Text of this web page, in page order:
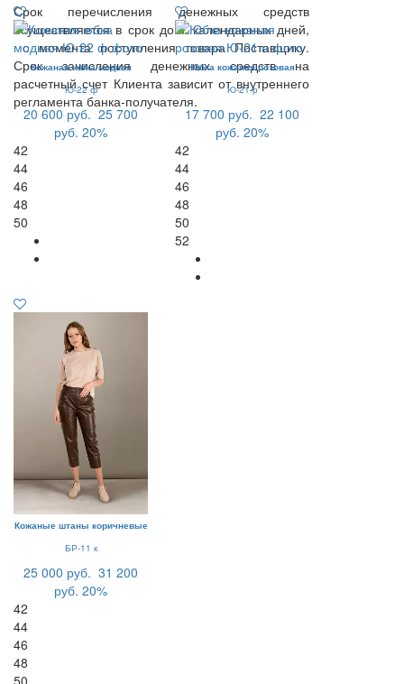
Срок перечисления денежных средств
осуществляется в срок до 7 календарных дней,
с момента поступления товара Поставщику.
Срок зачисления денежных средств на
расчетный счет Клиента зависит от внутреннего
регламента банка-получателя.
Кожаная юбка модная
Ю-22 ф
20 600 руб. 25 700
руб. 20%
42
44
46
48
50
Юбка кожаная розовая
Ю-21 р
17 700 руб. 22 100
руб. 20%
42
44
46
48
50
52
Кожаные штаны коричневые
БР-11 к
25 000 руб. 31 200
руб. 20%
42
44
46
48
50